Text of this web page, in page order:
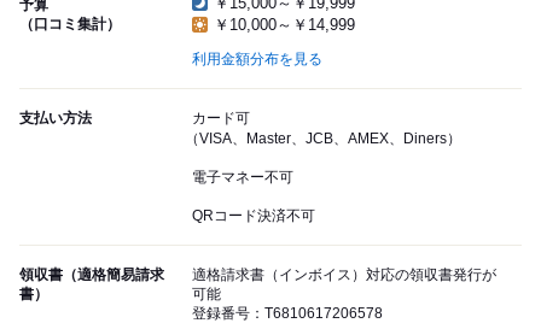
予算
（口コミ集計）
￥10,000～￥14,999
利用金額分布を見る
支払い方法
カード可
（VISA、Master、JCB、AMEX、Diners）
電子マネー不可
QRコード決済不可
領収書（適格簡易請求
書）
適格請求書（インボイス）対応の領収書発行が
可能
登録番号：T6810617206578